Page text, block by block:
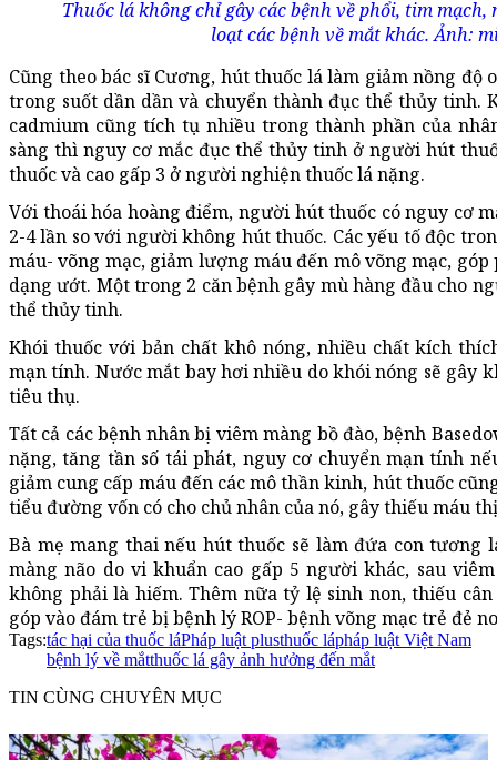
Thuốc lá không chỉ gây các bệnh về phổi, tim mạch,
loạt các bệnh về mắt khác. Ảnh:
Cũng theo bác sĩ Cương, hút thuốc lá làm giảm nồng
trong suốt dần dần và chuyển thành đục thể thủy tinh.
cadmium cũng tích tụ nhiều trong thành phần của
sàng thì nguy cơ mắc đục thể thủy tinh ở người hút
thuốc và cao gấp 3 ở người nghiện thuốc lá nặng.
Với thoái hóa hoàng điểm, người hút thuốc có nguy cơ
2-4 lần so với người không hút thuốc. Các yếu tố độc
máu- võng mạc, giảm lượng máu đến mô võng mạc,
dạng ướt. Một trong 2 căn bệnh gây mù hàng đầu cho
thể thủy tinh.
Khói thuốc với bản chất khô nóng, nhiều chất kích
mạn tính. Nước mắt bay hơi nhiều do khói nóng sẽ gây
tiêu thụ.
Tất cả các bệnh nhân bị viêm màng bồ đào, bệnh
nặng, tăng tần số tái phát, nguy cơ chuyển mạn tính
giảm cung cấp máu đến các mô thần kinh, hút thuốc
tiểu đường vốn có cho chủ nhân của nó, gây thiếu máu
Bà mẹ mang thai nếu hút thuốc sẽ làm đứa con tương
màng não do vi khuẩn cao gấp 5 người khác, sau
không phải là hiếm. Thêm nữa tỷ lệ sinh non, thiếu
góp vào đám trẻ bị bệnh lý ROP- bệnh võng mạc trẻ đẻ
Tags:tác hại của thuốc láPháp luật plusthuốc lápháp luật Việt Nam
bệnh lý về mắtthuốc lá gây ảnh hưởng đến mắt
TIN CÙNG CHUYÊN MỤC